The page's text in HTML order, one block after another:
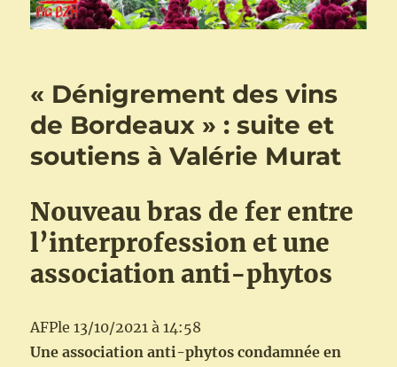
« Dénigrement des vins
de Bordeaux » : suite et
soutiens à Valérie Murat
Nouveau bras de fer entre
l’interprofession et une
association anti-phytos
AFPle 13/10/2021 à 14:58
Une association anti-phytos condamnée en